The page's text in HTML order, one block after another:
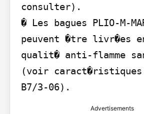
consulter).
� Les bagues PLIO-M-
peuvent �tre livr�es
qualit� anti-flamme
(voir caract�ristiques
B7/3-06).
Advertisements